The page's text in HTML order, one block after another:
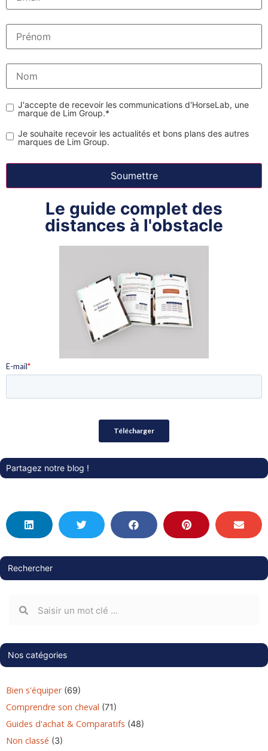
J'accepte de recevoir les communications d'HorseLab, une
marque de Lim Group.*
Je souhaite recevoir les actualités et bons plans des autres
marques de Lim Group.
Le guide complet des
distances à l'obstacle
Partagez notre blog !
Rechercher
Nos catégories
Bien s'équiper(69)
Comprendre son cheval (71)
Guides d'achat & Comparatifs (48)
Non classé (3)